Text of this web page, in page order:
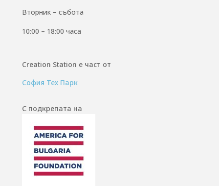
Вторник – събота
10:00 – 18:00 часа
Creation Station е част от
София Тех Парк
С подкрепата на